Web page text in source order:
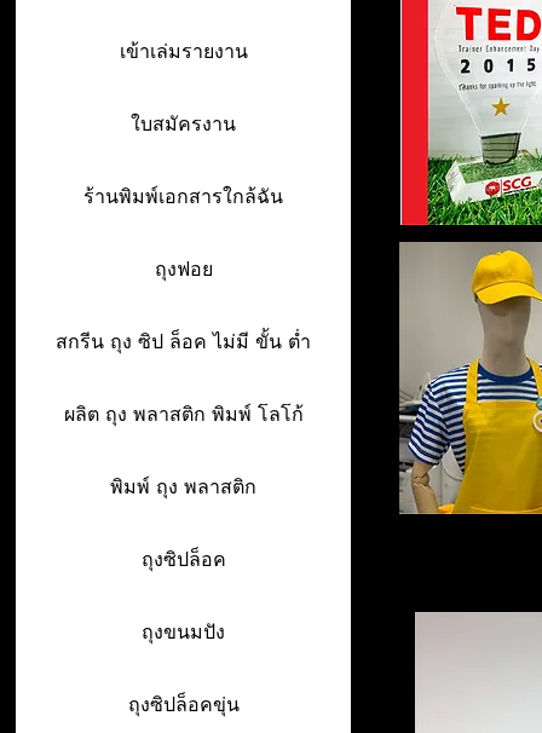
เข้าเล่มรายงาน
ใบสมัครงาน
ร้านพิมพ์เอกสารใกล้ฉัน
ถุงฟอย
สกรีน ถุง ซิป ล็อค ไม่มี ขั้น ต่ำ
ผลิต ถุง พลาสติก พิมพ์ โลโก้
พิมพ์ ถุง พลาสติก
ถุงซิปล็อค
ถุงขนมปัง
ถุงซิปล็อคขุ่น